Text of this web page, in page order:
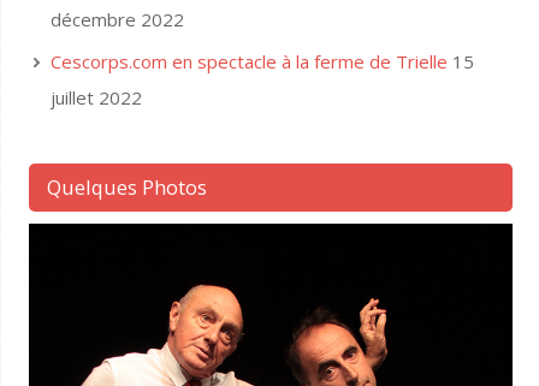
décembre 2022
Cescorps.com en spectacle à la ferme de Trielle 15
juillet 2022
Quelques Photos